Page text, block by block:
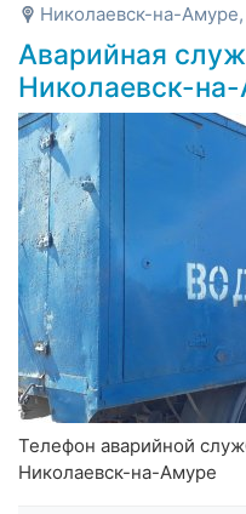
Николаевск-на-
Аварийная
Николаевск-
Телефон аварийной
Николаевск-на-Амуре